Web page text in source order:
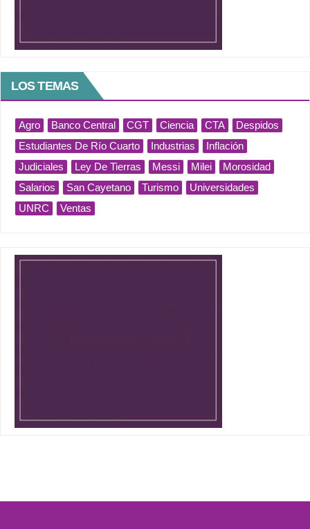
LOS TEMAS
Agro Banco Central CGT Ciencia CTA
Despidos
Estudiantes De Río Cuarto
Industrias
Inflación
Judiciales
Ley De Tierras Messi Milei
Morosidad
Salarios
San Cayetano Turismo
Universidades
UNRC
Ventas